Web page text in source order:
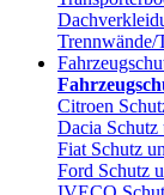
Trennwände/
Citroen
Dacia
Fiat Schutz
Ford Schutz